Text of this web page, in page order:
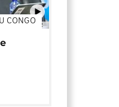
01:02
CONGO